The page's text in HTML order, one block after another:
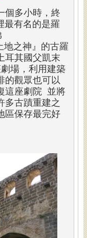
個多小時，終
最有名的是羅
地之神』的古羅
耳其國父凱末
場，利用建築
的觀眾也可以
這座劇院 並將
多古蹟重建之
區保存最完好